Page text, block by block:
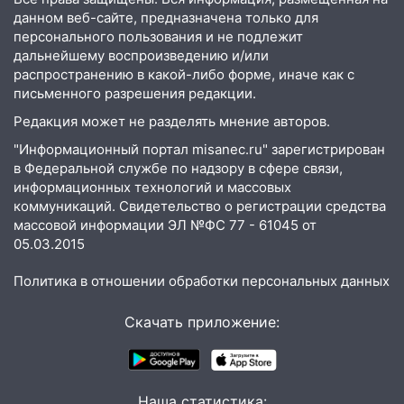
знакомого 191 тысячу рублей
13:14 Ураган оторвал светофор на
проспекте Филатова в Ульяновске
13:12 Дерево пробило крышу дома на
Новгородской в Ульяновске и рухнуло
на электрощит
13:10 В Заволжском районе дерево
упало во дворе
13:08
Ураган ударил по Ульяновску:
сорванные крыши, поваленные деревья,
трамваи
Ульяновск накрыл крупный град:
Прокуратура взяла на контроль
данном веб-сайте, предназначена только для
персонального пользования и не подлежит
дальнейшему воспроизведению и/или
распространению в какой-либо форме, иначе как с
письменного разрешения редакции.
Редакция может не разделять мнение авторов.
"Информационный портал misanec.ru" зарегистрирован
в Федеральной службе по надзору в сфере связи,
информационных технологий и массовых
коммуникаций. Свидетельство о регистрации средства
массовой информации ЭЛ №ФС 77 - 61045 от
05.03.2015
Политика в отношении обработки персональных данных
Скачать приложение: